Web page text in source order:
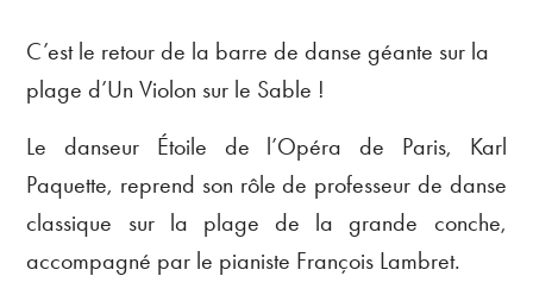
C’est le retour de la barre de danse géante sur la
plage d’Un Violon sur le Sable !
Le danseur Étoile de l’Opéra de Paris, Karl
Paquette, reprend son rôle de professeur de danse
classique sur la plage de la grande conche,
accompagné par le pianiste François Lambret.